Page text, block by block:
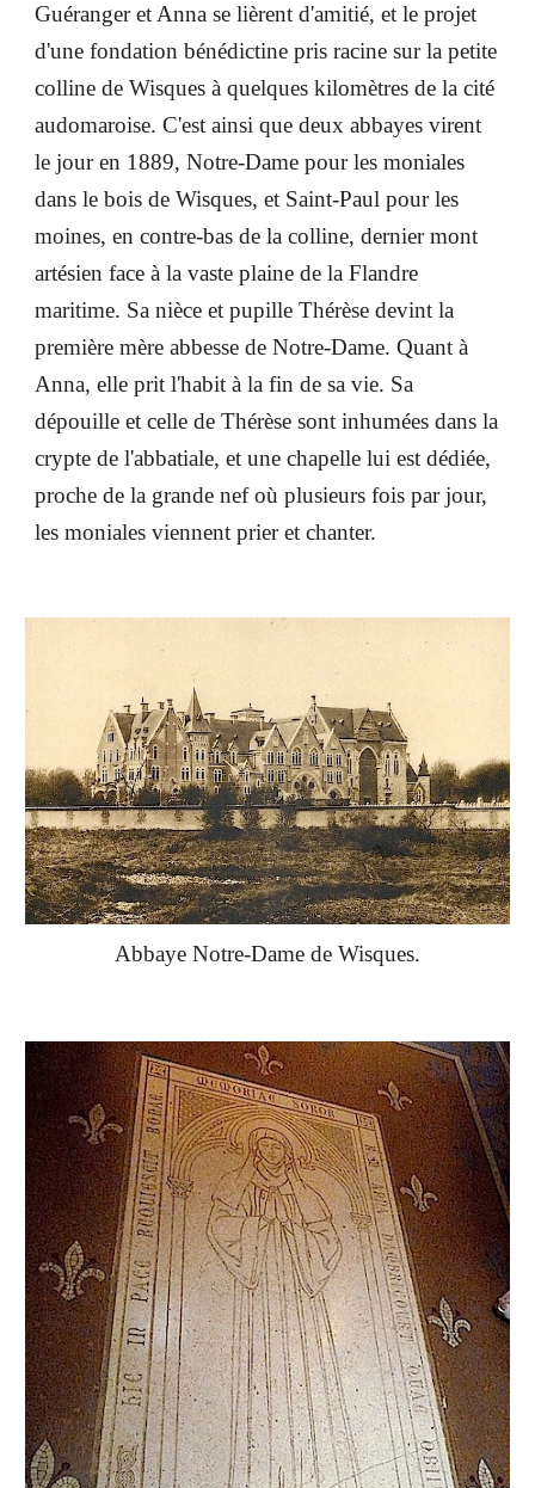
Guéranger et Anna se lièrent d'amitié, et le projet
d'une fondation bénédictine pris racine sur la petite
colline de Wisques à quelques kilomètres de la cité
audomaroise. C'est ainsi que deux abbayes virent
le jour en 1889, Notre-Dame pour les moniales
dans le bois de Wisques, et Saint-Paul pour les
moines, en contre-bas de la colline, dernier mont
artésien face à la vaste plaine de la Flandre
maritime. Sa nièce et pupille Thérèse devint la
première mère abbesse de Notre-Dame. Quant à
Anna, elle prit l'habit à la fin de sa vie. Sa
dépouille et celle de Thérèse sont inhumées dans la
crypte de l'abbatiale, et une chapelle lui est dédiée,
proche de la grande nef où plusieurs fois par jour,
les moniales viennent prier et chanter.
Abbaye Notre-Dame de Wisques.